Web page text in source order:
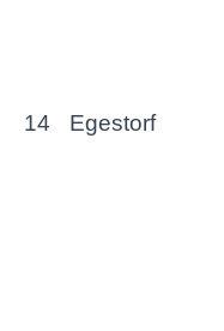
14
Egestorf